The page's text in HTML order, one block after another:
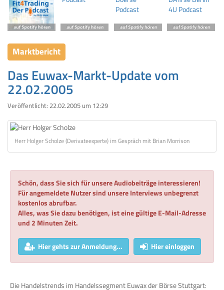
Marktbericht
Das Euwax-Markt-Update vom
22.02.2005
Veröffentlicht: 22.02.2005 um 12:29
Herr Holger Scholze (Derivateexperte) im Gespräch mit Brian Morrison
Schön, dass Sie sich für unsere Audiobeiträge interessieren!
Für angemeldete Nutzer sind unsere Interviews unbegrenzt
kostenlos abrufbar.
Alles, was Sie dazu benötigen, ist eine gültige E-Mail-Adresse
und 2 Minuten Zeit.
Hier gehts zur Anmeldung... Hier einloggen
Die Handelstrends im Handelssegment Euwax der Börse Stuttgart: